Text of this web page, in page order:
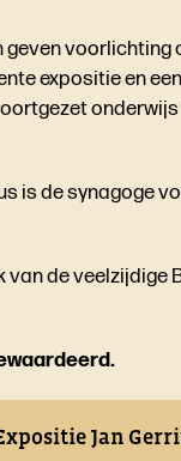
geven
expositie en
de synagoge
van de
Jan